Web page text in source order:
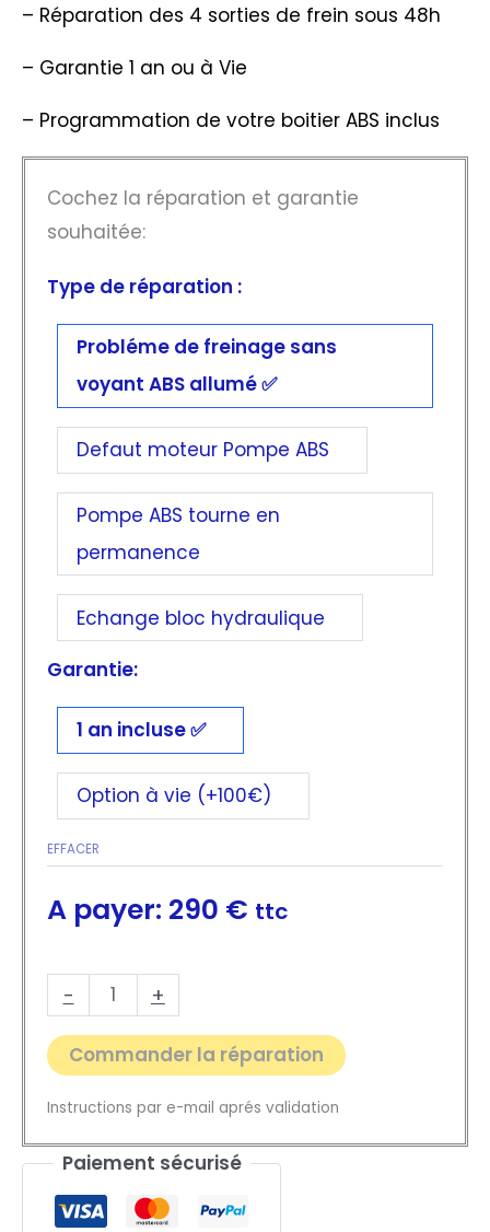
– Réparation des 4 sorties de frein sous 48h
– Garantie 1 an ou à Vie
– Programmation de votre boitier ABS inclus
Cochez la réparation et garantie
souhaitée:
Type de réparation :
Probléme de freinage sans
voyant ABS allumé
Defaut moteur Pompe ABS
Pompe ABS tourne en
permanence
Echange bloc hydraulique
Garantie:
1 an incluse
Option à vie (+100€)
EFFACER
290 € ttc
-
quantité
de
Bloc
QASHQAI
-
+
Commander la réparation
Instructions par e-mail aprés validation
Paiement sécurisé